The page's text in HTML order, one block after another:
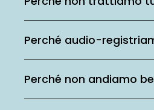
Perché audio-
Perché non andiamo